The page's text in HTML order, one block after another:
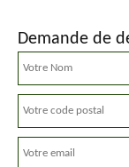
Demande de